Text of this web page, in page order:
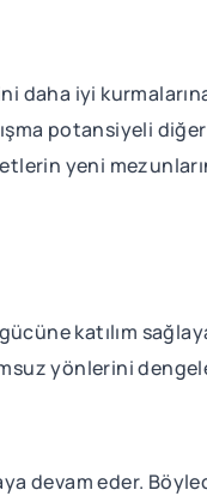
daha iyi
potansiyeli
yeni
katılım
yönlerini
devam eder.